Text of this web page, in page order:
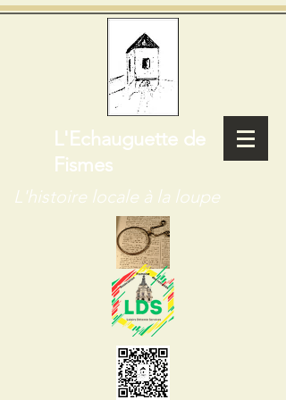
L'Echauguette de
Fismes
L'histoire locale à la loupe